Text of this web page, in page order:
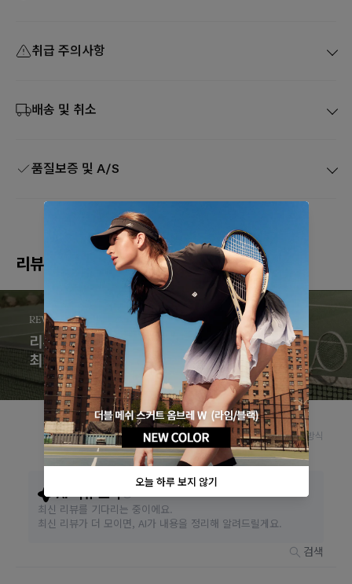
취급 주의사항
배송 및 취소
품질보증 및 A/S
리뷰